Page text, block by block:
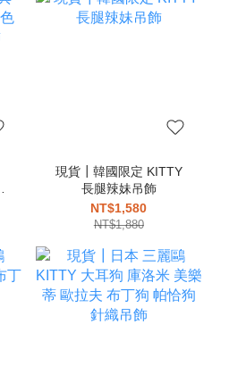
現貨┃韓國限定 KITTY
長腿辣妹吊飾
NT$1,580
NT$1,880